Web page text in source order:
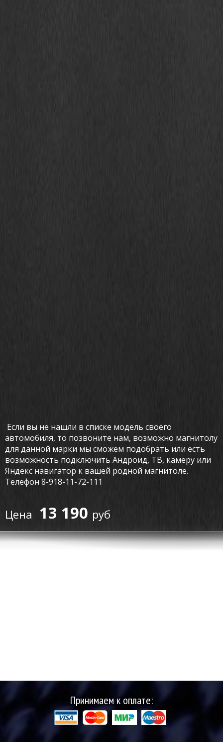
Если вы не нашли в списке модель своего
автомобиля, то позвоните нам, возможно магнитолу
для данной марки мы сможем подобрать или есть
возможность подключить Андроид, ТВ, камеру или
Яндекс навигатор к вашей родной магнитоле.
Телефон 8-918-11-72-111
13 190 руб
Принимаем к оплате: